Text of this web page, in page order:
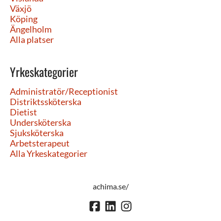
Växjö
Köping
Ängelholm
Alla platser
Yrkeskategorier
Administratör/Receptionist
Distriktssköterska
Dietist
Undersköterska
Sjuksköterska
Arbetsterapeut
Alla Yrkeskategorier
achima.se/